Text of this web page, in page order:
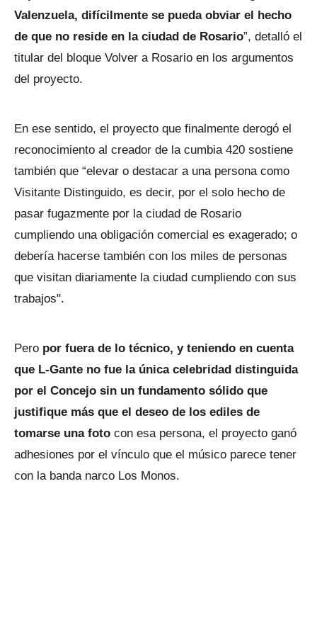
Valenzuela, difícilmente se pueda obviar el hecho
de que no reside en la ciudad de Rosario”, detalló el
titular del bloque Volver a Rosario en los argumentos
del proyecto.
En ese sentido, el proyecto que finalmente derogó el
reconocimiento al creador de la cumbia 420 sostiene
también que “elevar o destacar a una persona como
Visitante Distinguido, es decir, por el solo hecho de
pasar fugazmente por la ciudad de Rosario
cumpliendo una obligación comercial es exagerado; o
debería hacerse también con los miles de personas
que visitan diariamente la ciudad cumpliendo con sus
trabajos".
Pero por fuera de lo técnico, y teniendo en cuenta
que L-Gante no fue la única celebridad distinguida
por el Concejo sin un fundamento sólido que
justifique más que el deseo de los ediles de
tomarse una foto con esa persona, el proyecto ganó
adhesiones por el vínculo que el músico parece tener
con la banda narco Los Monos.